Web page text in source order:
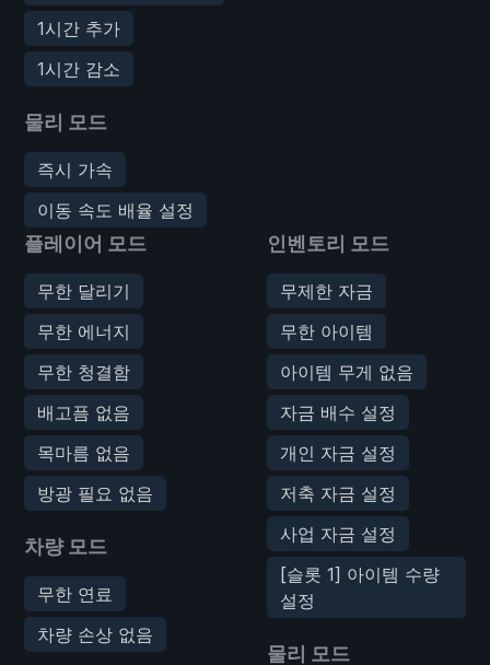
1시간 추가
1시간 감소
물리 모드
즉시 가속
이동 속도 배율 설정
플레이어 모드
무한 달리기
무한 에너지
무한 청결함
배고픔 없음
목마름 없음
방광 필요 없음
차량 모드
무한 연료
차량 손상 없음
인벤토리 모드
무제한 자금
무한 아이템
아이템 무게 없음
자금 배수 설정
개인 자금 설정
저축 자금 설정
사업 자금 설정
[슬롯 1] 아이템 수량
설정
물리 모드